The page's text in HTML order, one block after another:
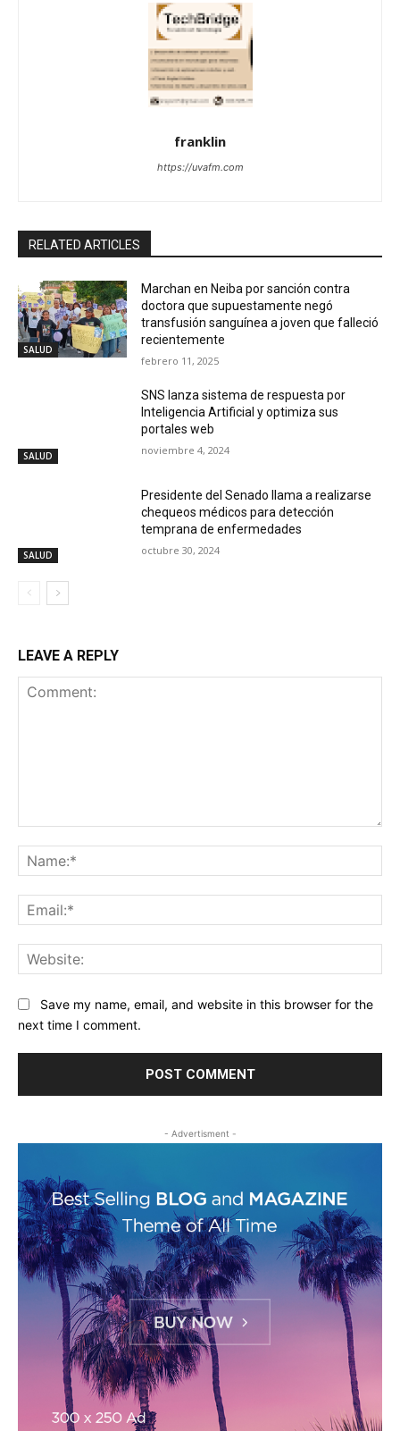
franklin
https://uvafm.com
RELATED ARTICLES
SALUD
Marchan en Neiba por sanción contra
doctora que supuestamente negó
transfusión sanguínea a joven que falleció
recientemente
febrero 11, 2025
SALUD
SNS lanza sistema de respuesta por
Inteligencia Artificial y optimiza sus
portales web
noviembre 4, 2024
SALUD
Presidente del Senado llama a realizarse
chequeos médicos para detección
temprana de enfermedades
octubre 30, 2024
LEAVE A REPLY
Save my name, email, and website in this browser for the
next time I comment.
- Advertisment -